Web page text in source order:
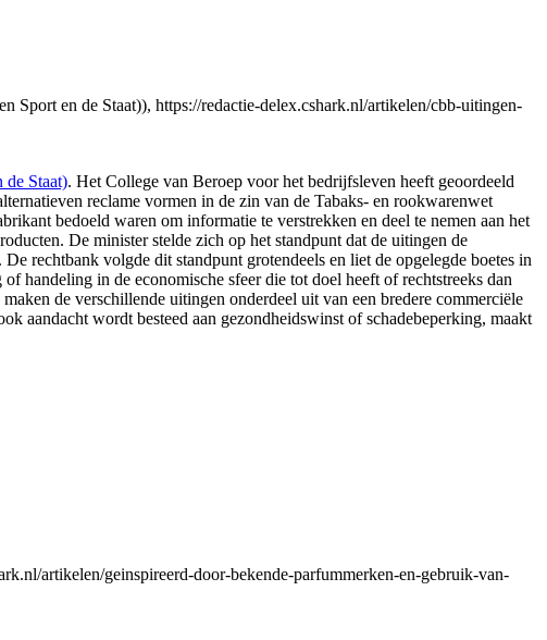
en de Staat)), https://redactie-delex.cshark.nl/artikelen/cbb-uitingen-
Staat). Het College van Beroep voor het bedrijfsleven heeft geoordeeld
reclame vormen in de zin van de Tabaks- en rookwarenwet
bedoeld waren om informatie te verstrekken en deel te nemen aan het
De minister stelde zich op het standpunt dat de uitingen de
rechtbank volgde dit standpunt grotendeels en liet de opgelegde boetes in
handeling in de economische sfeer die tot doel heeft of rechtstreeks dan
de verschillende uitingen onderdeel uit van een bredere commerciële
aandacht wordt besteed aan gezondheidswinst of schadebeperking, maakt
artikelen/geinspireerd-door-bekende-parfummerken-en-gebruik-van-